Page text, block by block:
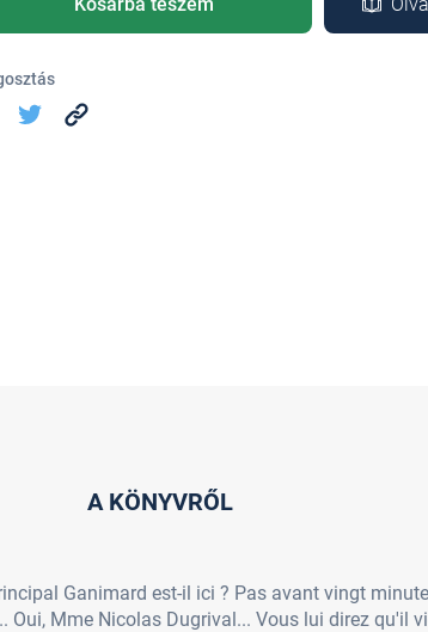
A KÖNYVRŐL
Ganimard est-il ici ? Pas avant vingt
Oui, Mme Nicolas Dugrival... Vous lui direz qu'il